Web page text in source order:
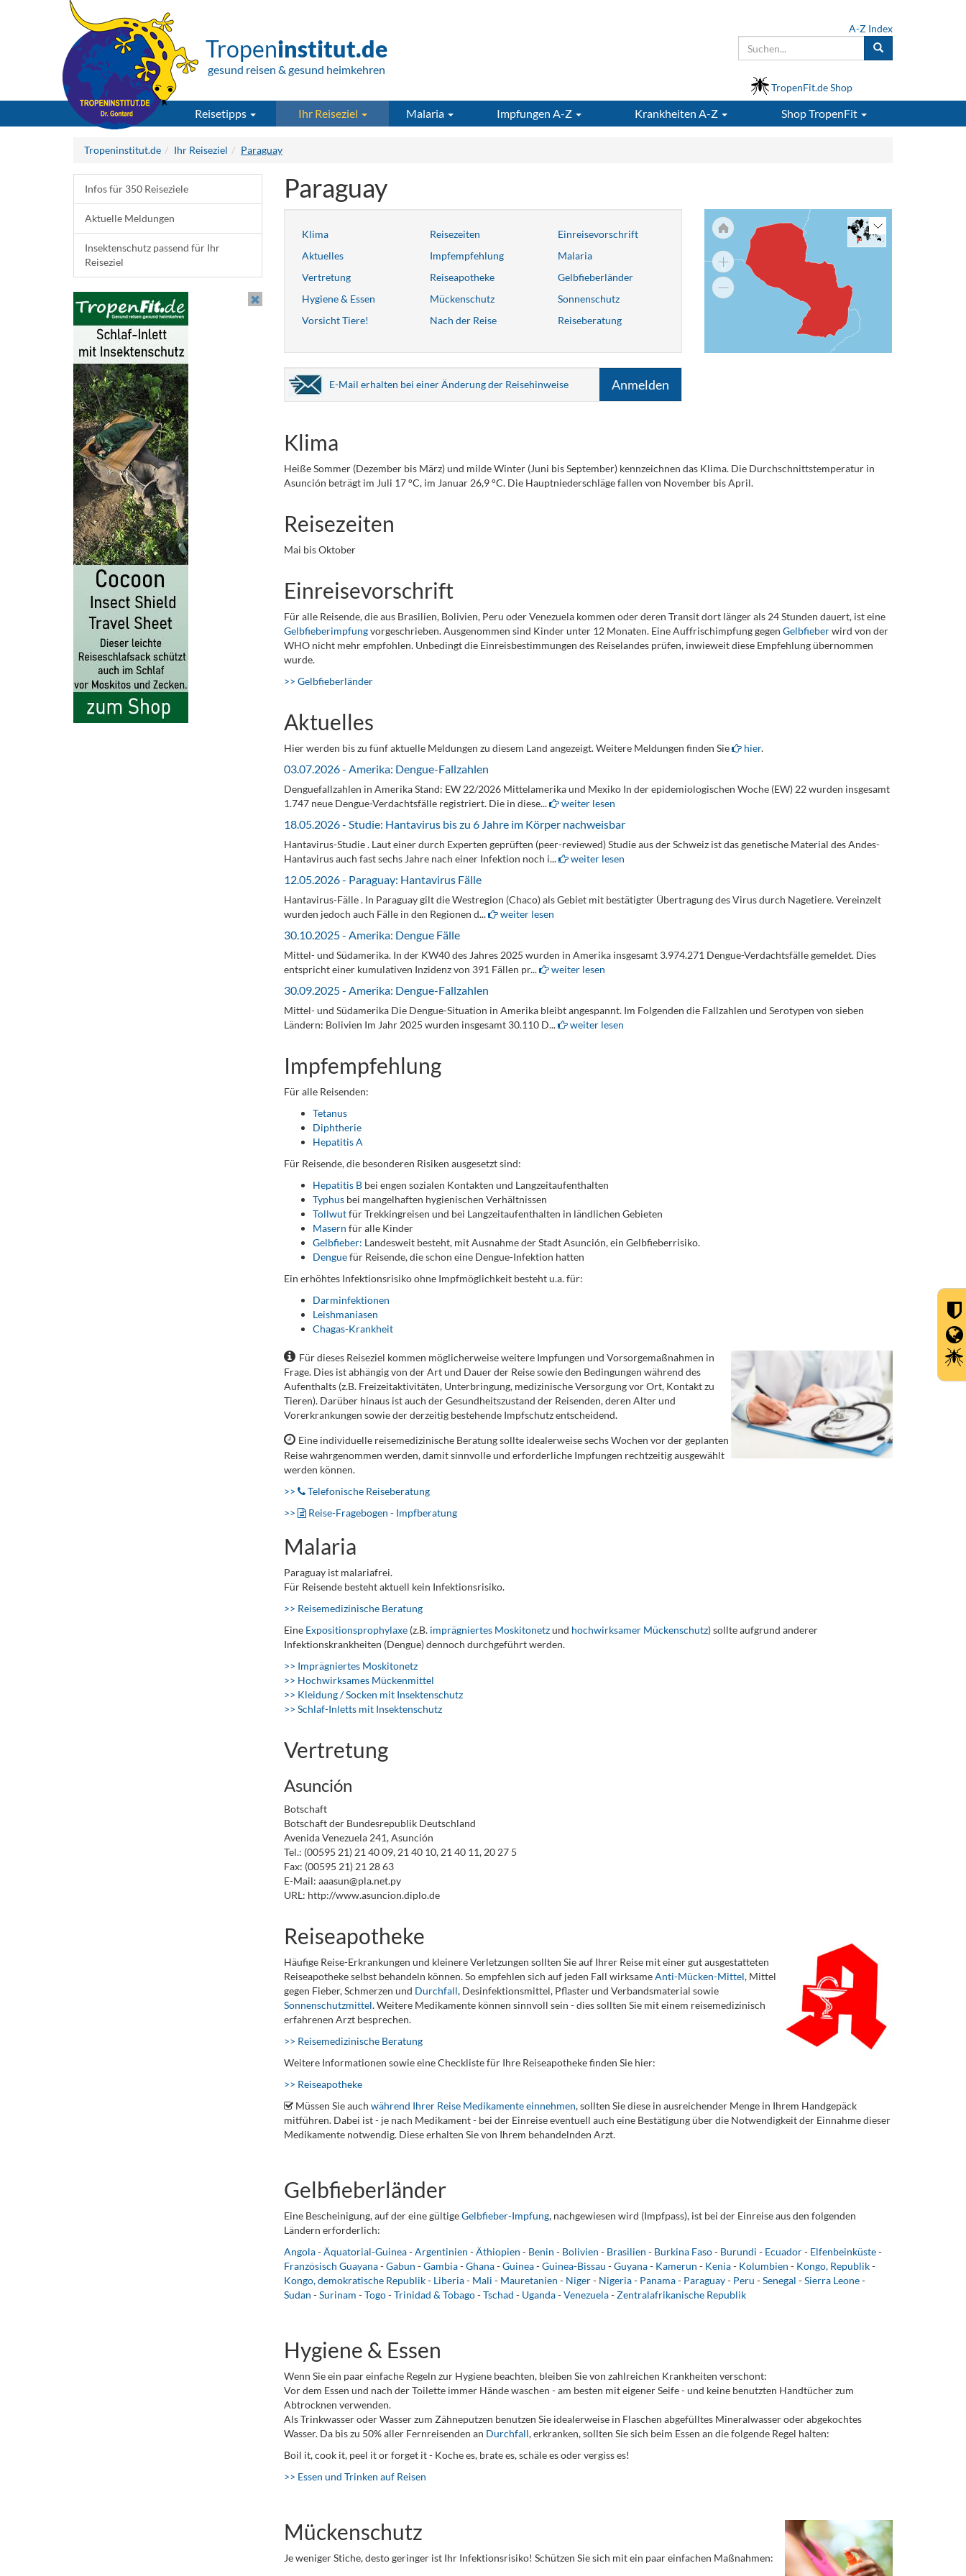
Tropeninstitut.de
gesund reisen & gesund heimkehren
A-Z Index
TropenFit.de Shop
Reisetipps Ihr Reiseziel Malaria Impfungen A-Z Krankheiten A-Z ShopTropenFit
Tropeninstitut.de Ihr Reiseziel Paraguay
Paraguay
Klima Reisezeiten
Einreisevorschrift
Aktuelles
Impfempfehlung
Malaria
Vertretung
Reiseapotheke
Gelbfieberländer
Hygiene & Essen
Mückenschutz
Sonnenschutz
Vorsicht Tiere!
Nach der Reise Reiseberatung
E-Mail erhalten bei einer Änderung der Reisehinweise Anmelden
Klima
Heiße Sommer (Dezember bis März) und milde Winter (Juni bis September) kennzeichnen das Klima. Die Durchschnittstemperatur in
Asunción beträgt im Juli 17 °C, im Januar 26,9 °C. Die Hauptniederschläge fallen von November bis April.
Reisezeiten
Mai bis Oktober
Einreisevorschrift
Für alle Reisende, die aus Brasilien, Bolivien, Peru oder Venezuela kommen oder deren Transit dort länger als 24 Stunden dauert, ist eine
Gelbfieberimpfungvorgeschrieben. Ausgenommen sind Kinder unter 12 Monaten. Eine Auffrischimpfung gegen Gelbfieberwird von der
WHO nicht mehr empfohlen. Unbedingt die Einreisbestimmungen des Reiselandes prüfen, inwieweit diese Empfehlung übernommen
wurde.
>> Gelbfieberländer
Aktuelles
Hier werden bis zu fünf aktuelle Meldungen zu diesem Land angezeigt. Weitere Meldungen finden Sie hier.
03.07.2026 - Amerika: Dengue-Fallzahlen
Denguefallzahlen in Amerika Stand: EW 22/2026 Mittelamerika und Mexiko In der epidemiologischen Woche (EW) 22 wurden insgesamt
1.747 neue Dengue-Verdachtsfälle registriert. Die in diese...
weiter lesen
18.05.2026 - Studie: Hantavirus bis zu 6 Jahre im Körper nachweisbar
Hantavirus-Studie . Laut einer durch Experten geprüften (peer-reviewed) Studie aus der Schweiz ist das genetische Material des Andes-
Hantavirus auch fast sechs Jahre nach einer Infektion noch i...
weiter lesen
12.05.2026 - Paraguay: Hantavirus Fälle
Hantavirus-Fälle . In Paraguay gilt die Westregion (Chaco) als Gebiet mit bestätigter Übertragung des Virus durch Nagetiere. Vereinzelt
wurden jedoch auch Fälle in den Regionen d...
weiter lesen
30.10.2025 - Amerika: Dengue Fälle
Mittel- und Südamerika. In der KW40 des Jahres 2025 wurden in Amerika insgesamt 3.974.271 Dengue-Verdachtsfälle gemeldet. Dies
entspricht einer kumulativen Inzidenz von 391 Fällen pr...
weiter lesen
30.09.2025 - Amerika: Dengue-Fallzahlen
Mittel- und Südamerika Die Dengue-Situation in Amerika bleibt angespannt. Im Folgenden die Fallzahlen und Serotypen von sieben
Ländern: Bolivien Im Jahr 2025 wurden insgesamt 30.110 D...
weiter lesen
Impfempfehlung
Für alle Reisenden:
Tetanus
Diphtherie
Hepatitis A
Für Reisende, die besonderen Risiken ausgesetzt sind:
Hepatitis Bbei engen sozialen Kontakten und Langzeitaufenthalten
Typhusbei mangelhaften hygienischen Verhältnissen
Tollwutfür Trekkingreisen und bei Langzeitaufenthalten in ländlichen Gebieten
Masern für alle Kinder
Gelbfieber: Landesweit besteht, mit Ausnahme der Stadt Asunción, ein Gelbfieberrisiko.
Denguefür Reisende, die schon eine Dengue-Infektion hatten
Ein erhöhtes Infektionsrisiko ohne Impfmöglichkeit besteht u.a. für:
Darminfektionen
Leishmaniasen
Chagas-Krankheit
Für dieses Reiseziel kommen möglicherweise weitere Impfungen und Vorsorgemaßnahmen in
Frage. Dies ist abhängig von der Art und Dauer der Reise sowie den Bedingungen während des
Aufenthalts (z.B. Freizeitaktivitäten, Unterbringung, medizinische Versorgung vor Ort, Kontakt zu
Tieren). Darüber hinaus ist auch der Gesundheitszustand der Reisenden, deren Alter und
Vorerkrankungen sowie der derzeitig bestehende Impfschutz entscheidend.
Eine individuelle reisemedizinische Beratung sollte idealerweise sechs Wochen vor der geplanten
Reise wahrgenommen werden, damit sinnvolle und erforderliche Impfungen rechtzeitig ausgewählt
werden können.
>>
Telefonische Reiseberatung
>>
Reise-Fragebogen - Impfberatung
Malaria
Paraguay ist malariafrei.
Für Reisende besteht aktuell kein Infektionsrisiko.
>> Reisemedizinische Beratung
Eine Expositionsprophylaxe(z.B. imprägniertes Moskitonetzund hochwirksamer Mückenschutz) sollte aufgrund anderer
Infektionskrankheiten (Dengue) dennoch durchgeführt werden.
>> Imprägniertes Moskitonetz
>> Hochwirksames Mückenmittel
>> Kleidung / Socken mit Insektenschutz
>> Schlaf-Inletts mit Insektenschutz
Vertretung
Asunción
Botschaft
Botschaft der Bundesrepublik Deutschland
Avenida Venezuela 241, Asunción
Tel.: (00595 21) 21 40 09, 21 40 10, 21 40 11, 20 27 5
Fax: (00595 21) 21 28 63
E-Mail: aaasun@pla.net.py
URL: http://www.asuncion.diplo.de
Reiseapotheke
Häufige Reise-Erkrankungen und kleinere Verletzungen sollten Sie auf Ihrer Reise mit einer gut ausgestatteten
Reiseapotheke selbst behandeln können. So empfehlen sich auf jeden Fall wirksameAnti-Mücken-Mittel, Mittel
gegen Fieber, Schmerzen und Durchfall, Desinfektionsmittel, Pflaster und Verbandsmaterial sowie
Sonnenschutzmittel. Weitere Medikamente können sinnvoll sein - dies sollten Sie mit einem reisemedizinisch
erfahrenen Arzt besprechen.
>> Reisemedizinische Beratung
Weitere Informationen sowie eine Checkliste für Ihre Reiseapotheke finden Sie hier:
>> Reiseapotheke
Müssen Sie auch während Ihrer Reise Medikamente einnehmen, sollten Sie diese in ausreichender Menge in Ihrem Handgepäck
mitführen. Dabei ist - je nach Medikament - bei der Einreise eventuell auch eine Bestätigung über die Notwendigkeit der Einnahme dieser
Medikamente notwendig. Diese erhalten Sie von Ihrem behandelnden Arzt.
Gelbfieberländer
Eine Bescheinigung, auf der eine gültigeGelbfieber-Impfung, nachgewiesen wird (Impfpass), ist bei der Einreise aus den folgenden
Ländern erforderlich:
Angola-Äquatorial-Guinea-Argentinien -Äthiopien - Benin - Bolivien - Brasilien - Burkina Faso- Burundi - Ecuador- Elfenbeinküste-
Französisch Guayana-Gabun -Gambia-Ghana-Guinea-Guinea-Bissau -Guyana- Kamerun - Kenia- Kolumbien - Kongo, Republik-
Kongo, demokratische Republik- Liberia- Mali - Mauretanien - Niger- Nigeria- Panama- Paraguay- Peru -Senegal -Sierra Leone-
Sudan -Surinam -Togo-Trinidad & Tobago-Tschad - Uganda-Venezuela-Zentralafrikanische Republik
Hygiene & Essen
Wenn Sie ein paar einfache Regeln zur Hygiene beachten, bleiben Sie von zahlreichen Krankheiten verschont:
Vor dem Essen und nach der Toilette immer Hände waschen - am besten mit eigener Seife - und keine benutzten Handtücher zum
Abtrocknen verwenden.
Als Trinkwasser oder Wasser zum Zähneputzen benutzen Sie idealerweise in Flaschen abgefülltes Mineralwasser oder abgekochtes
Wasser. Da bis zu 50% aller Fernreisenden an Durchfall, erkranken, sollten Sie sich beim Essen an die folgende Regel halten:
Boil it, cook it, peel it or forget it - Koche es, brate es, schäle es oder vergiss es!
>> Essen und Trinken auf Reisen
Mückenschutz
Je weniger Stiche, desto geringer ist Ihr Infektionsrisiko! Schützen Sie sich mit ein paar einfachen Maßnahmen:
Infos für 350 Reiseziele
Aktuelle Meldungen
Insektenschutz passend für Ihr
Reiseziel